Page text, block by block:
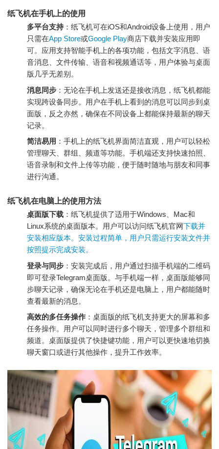
纸飞机在手机上的使用
多平台支持：纸飞机可在iOS和Android设备上使用，用户
只需在App Store或Google Play商店下载并安装应用即
可。应用支持智能手机上的各项功能，包括文字消息、语
音消息、文件传输、语音和视频通话等，用户体验与桌面
版几乎无差别。
消息同步 ：无论在手机上发送还是接收消息，纸飞机都能
实现跨设备同步。用户在手机上看到的消息可以同步到桌
面版，反之亦然，确保在不同设备上都能保持最新的聊天
记录。
简洁易用 ：手机上的纸飞机界面简洁直观，用户可以轻松
管理聊天、群组、频道等功能。手机端还支持快速拍照、
语音录制和文件上传等功能，便于随时随地与朋友和同事
进行沟通。
纸飞机在电脑上的使用方法
桌面版下载 ：纸飞机提供了适用于Windows、Mac和
Linux系统的桌面版本。用户可以访问纸飞机官网下载并
安装相应版本。安装过程简单，用户只需运行安装文件并
按照提示完成安装。
登录与同步 ：安装完成后，用户通过扫描手机端的二维码
即可登录Telegram桌面版。与手机端一样，桌面版能够同
步聊天记录，确保无论在手机还是电脑上，用户都能随时
查看最新的消息。
高效的多任务操作 ：桌面版的纸飞机支持更大的屏幕和多
任务操作。用户可以同时进行多个聊天，管理多个群组和
频道。桌面版提供了快捷键功能，用户可以更快速地切换
聊天窗口或进行其他操作，提升工作效率。